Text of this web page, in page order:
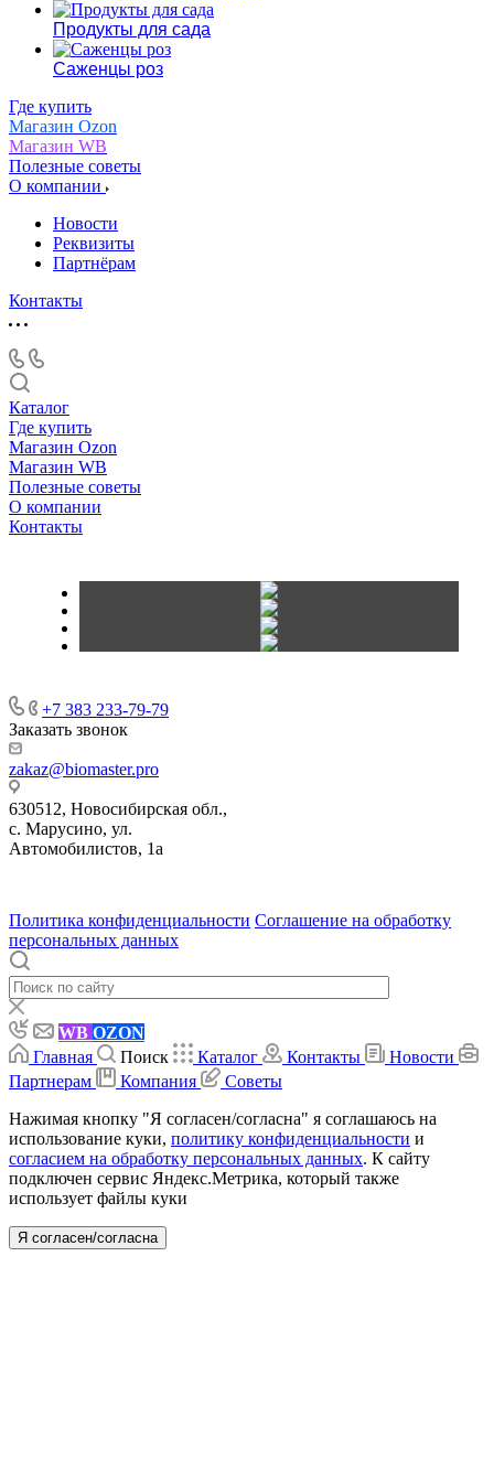
Продукты для сада
Саженцы роз
Где купить
Магазин Ozon
Магазин WB
Полезные советы
О компании
Новости
Реквизиты
Партнёрам
Контакты
Каталог
Где купить
Магазин Ozon
Магазин WB
Полезные советы
О компании
Контакты
+7 383 233-79-79
Заказать звонок
zakaz@biomaster.pro
630512, Новосибирская обл.,
с. Марусино, ул.
Автомобилистов, 1а
Политика конфиденциальности Соглашение на обработку
персональных данных
WB OZON
Главная
Поиск Каталог Контакты
Новости
Партнерам
Компания
Советы
Нажимая кнопку "Я согласен/согласна" я соглашаюсь на
использование куки, политику конфиденциальности и
согласием на обработку персональных данных. К сайту
подключен сервис Яндекс.Метрика, который также
использует файлы куки
Я согласен/согласна